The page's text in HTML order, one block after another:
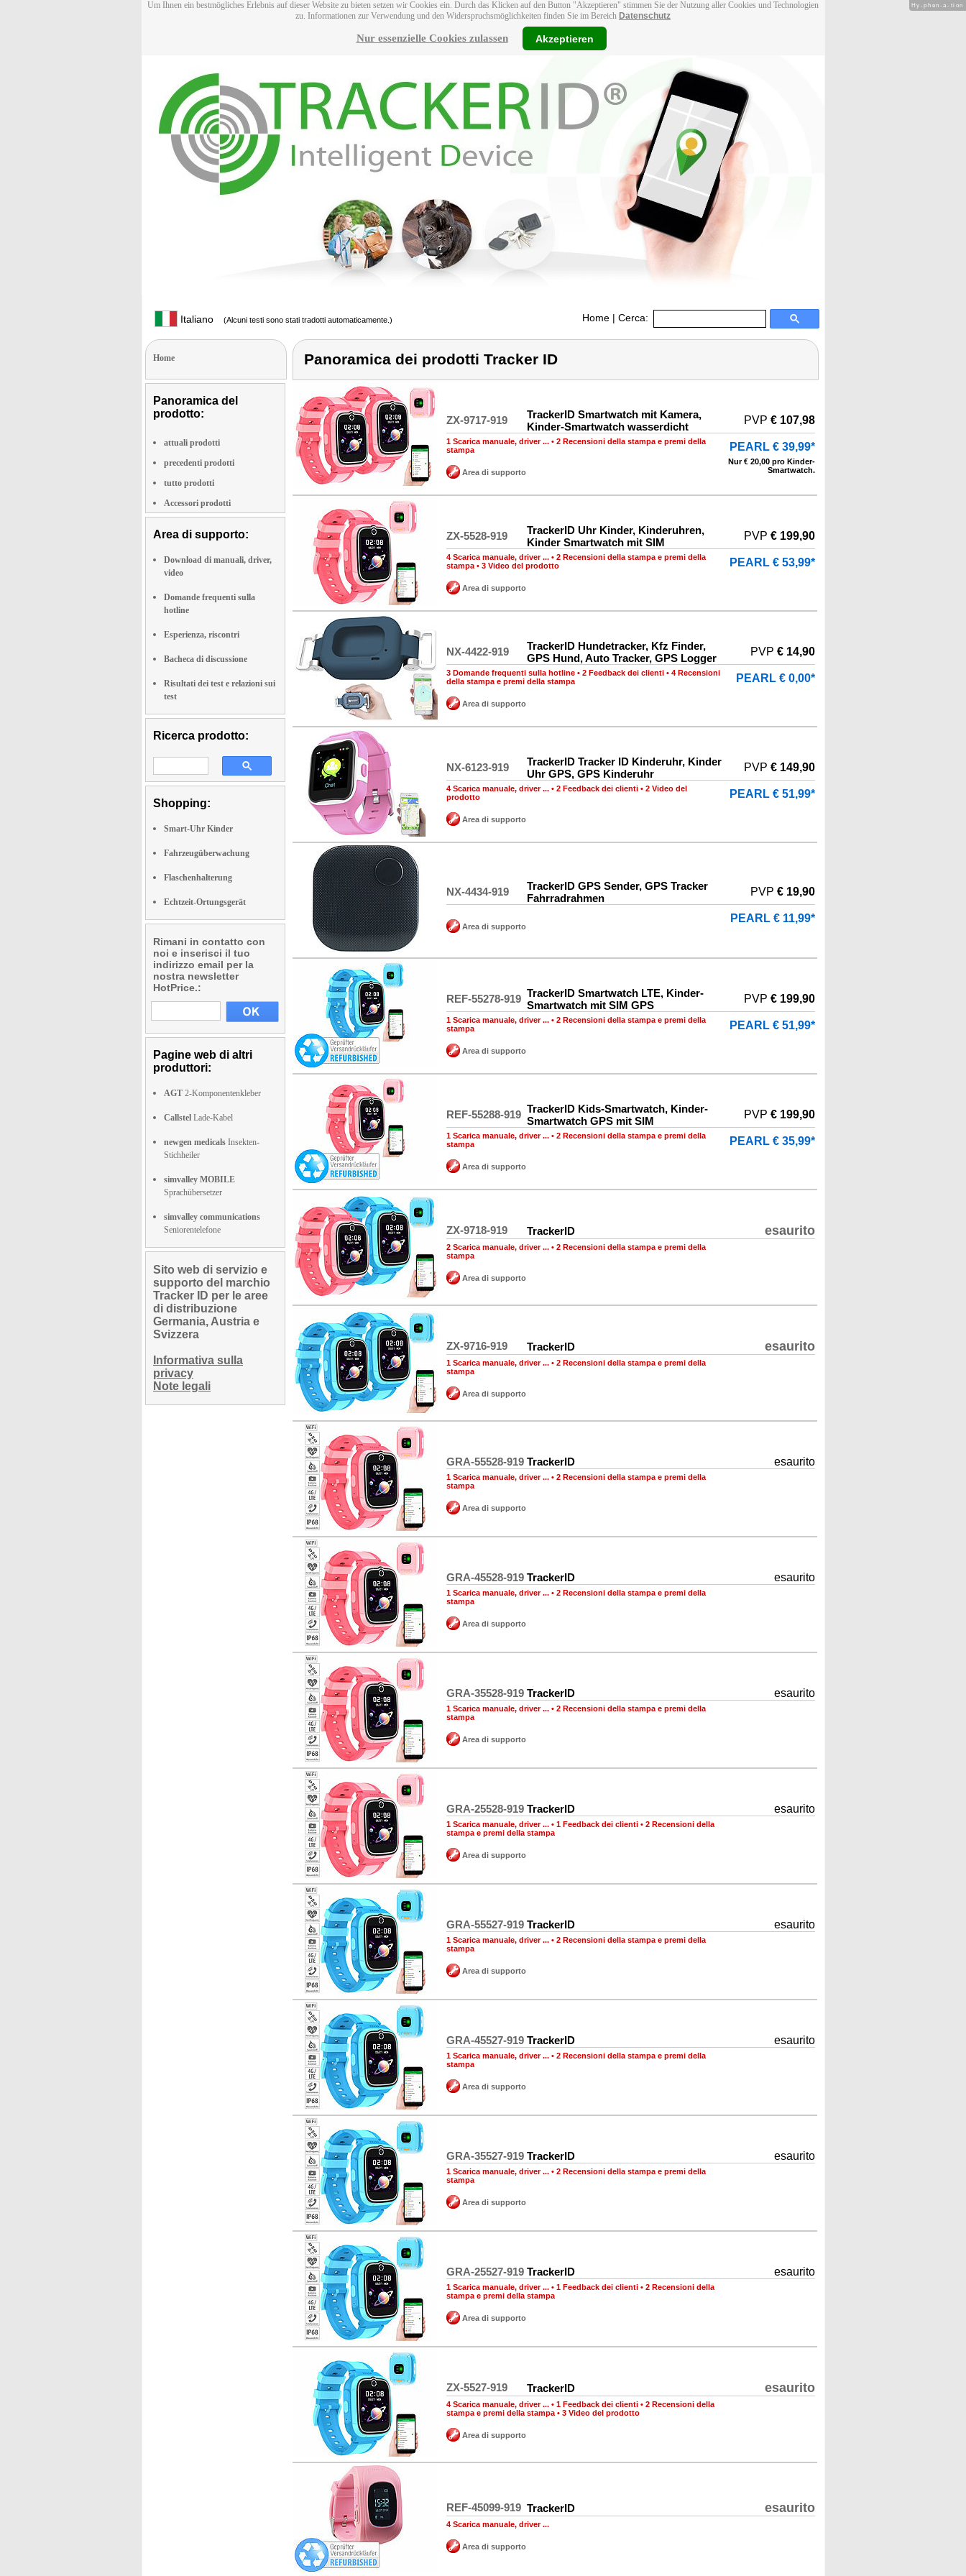
Um Ihnen ein bestmögliches Erlebnis auf dieser Website zu bieten setzen wir Cookies ein. Durch das Klicken auf den Button "Akzeptieren" stimmen Sie der Nutzung aller Cookies und Technologien
zu. Informationen zur Verwendung und den Widerspruchsmöglichkeiten finden Sie im Bereich Datenschutz
Nur essenzielle Cookies zulassen Akzeptieren
Italiano (Alcuni testi sono stati tradotti automaticamente.) Home | Cerca:
Home
Panoramica del
prodotto:
attuali prodotti
precedenti prodotti
tutto prodotti
Accessori prodotti
Area di supporto:
Download di manuali, driver,
video
Domande frequenti sulla
hotline
Esperienza, riscontri
Bacheca di discussione
Risultati dei test e relazioni sui
test
Ricerca prodotto:
Shopping:
Smart-Uhr Kinder
Fahrzeugüberwachung
Flaschenhalterung
Echtzeit-Ortungsgerät
Rimani in contatto con
noi e inserisci il tuo
indirizzo email per la
nostra newsletter
HotPrice.:
Pagine web di altri
produttori:
AGT 2-Komponentenkleber
Callstel Lade-Kabel
newgen medicals Insekten-
Stichheiler
simvalley MOBILE
Sprachübersetzer
simvalley communications
Seniorentelefone
Sito web di servizio e
supporto del marchio
Tracker ID per le aree
di distribuzione
Germania, Austria e
Svizzera
Informativa sulla
privacy
Note legali
Panoramica dei prodotti Tracker ID
ZX-9717-919
TrackerID Smartwatch mit Kamera,
Kinder-Smartwatch wasserdicht
PVP € 107,98
1 Scarica manuale, driver ... • 2 Recensioni della stampa e premi della
stampa
Area di supporto
PEARL € 39,99*
Nur € 20,00 pro Kinder-
Smartwatch.
ZX-5528-919
TrackerID Uhr Kinder, Kinderuhren,
Kinder Smartwatch mit SIM
PVP € 199,90
4 Scarica manuale, driver ... • 2 Recensioni della stampa e premi della
stampa • 3 Video del prodotto
Area di supporto
PEARL € 53,99*
NX-4422-919
TrackerID Hundetracker, Kfz Finder,
GPS Hund, Auto Tracker, GPS Logger
PVP € 14,90
3 Domande frequenti sulla hotline • 2 Feedback dei clienti • 4 Recensioni
della stampa e premi della stampa
Area di supporto
PEARL € 0,00*
NX-6123-919
TrackerID Tracker ID Kinderuhr, Kinder
Uhr GPS, GPS Kinderuhr
PVP € 149,90
4 Scarica manuale, driver ... • 2 Feedback dei clienti • 2 Video del
prodotto
Area di supporto
PEARL € 51,99*
NX-4434-919
TrackerID GPS Sender, GPS Tracker
Fahrradrahmen
PVP € 19,90
Area di supporto
PEARL € 11,99*
REF-55278-919 TrackerID Smartwatch LTE, Kinder-
Smartwatch mit SIM GPS
PVP € 199,90
1 Scarica manuale, driver ... • 2 Recensioni della stampa e premi della
stampa
Area di supporto
PEARL € 51,99*
REF-55288-919 TrackerID Kids-Smartwatch, Kinder-
Smartwatch GPS mit SIM
PVP € 199,90
1 Scarica manuale, driver ... • 2 Recensioni della stampa e premi della
stampa
Area di supporto
PEARL € 35,99*
ZX-9718-919 TrackerID esaurito
2 Scarica manuale, driver ... • 2 Recensioni della stampa e premi della
stampa
Area di supporto
ZX-9716-919 TrackerID esaurito
1 Scarica manuale, driver ... • 2 Recensioni della stampa e premi della
stampa
Area di supporto
GRA-55528-919 TrackerID esaurito
1 Scarica manuale, driver ... • 2 Recensioni della stampa e premi della
stampa
Area di supporto
GRA-45528-919 TrackerID esaurito
1 Scarica manuale, driver ... • 2 Recensioni della stampa e premi della
stampa
Area di supporto
GRA-35528-919 TrackerID esaurito
1 Scarica manuale, driver ... • 2 Recensioni della stampa e premi della
stampa
Area di supporto
GRA-25528-919 TrackerID esaurito
1 Scarica manuale, driver ... • 1 Feedback dei clienti • 2 Recensioni della
stampa e premi della stampa
Area di supporto
GRA-55527-919 TrackerID esaurito
1 Scarica manuale, driver ... • 2 Recensioni della stampa e premi della
stampa
Area di supporto
GRA-45527-919 TrackerID esaurito
1 Scarica manuale, driver ... • 2 Recensioni della stampa e premi della
stampa
Area di supporto
GRA-35527-919 TrackerID esaurito
1 Scarica manuale, driver ... • 2 Recensioni della stampa e premi della
stampa
Area di supporto
GRA-25527-919 TrackerID esaurito
1 Scarica manuale, driver ... • 1 Feedback dei clienti • 2 Recensioni della
stampa e premi della stampa
Area di supporto
ZX-5527-919 TrackerID esaurito
4 Scarica manuale, driver ... • 1 Feedback dei clienti • 2 Recensioni della
stampa e premi della stampa • 3 Video del prodotto
Area di supporto
REF-45099-919 TrackerID esaurito
4 Scarica manuale, driver ...
Area di supporto
Hy-phen-a-tion